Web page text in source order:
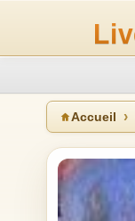
Accueil